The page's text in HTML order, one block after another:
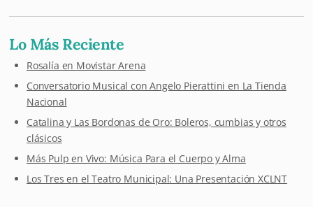
Lo Más Reciente
Rosalía en Movistar Arena
Conversatorio Musical con Angelo Pierattini en La Tienda
Nacional
Catalina y Las Bordonas de Oro: Boleros, cumbias y otros
clásicos
Más Pulp en Vivo: Música Para el Cuerpo y Alma
Los Tres en el Teatro Municipal: Una Presentación XCLNT